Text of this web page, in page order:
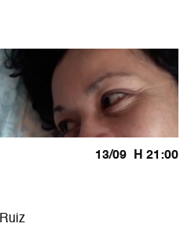
13/09 H 21:00